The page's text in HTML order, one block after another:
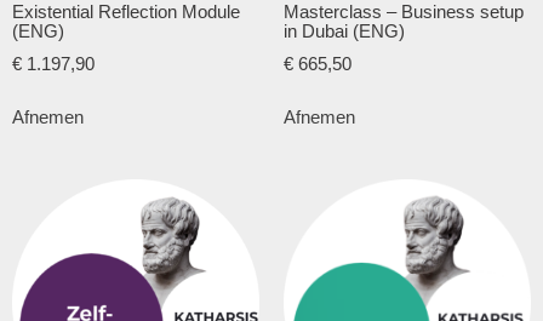
Existential Reflection Module
(ENG)
€ 1.197,90
Afnemen
Masterclass – Business setup
in Dubai (ENG)
€ 665,50
Afnemen